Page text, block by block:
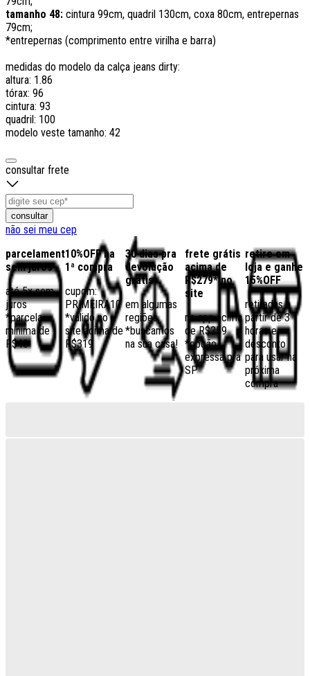
tamanho 48: cintura 99cm, quadril 130cm, coxa 80cm, entrepernas
79cm;
*entrepernas (comprimento entre virilha e barra)
medidas do modelo da calça jeans dirty:
altura: 1.86
tórax: 96
cintura: 93
quadril: 100
modelo veste tamanho: 42
consultar frete
consultar
não sei meu cep
parcelamento
sem juros
até 5x sem
juros
*parcela
mínima de
R$40
10%OFF na
1ª compra
cupom:
PRIMEIRA10
*válido no
site acima de
R$319
30 dias pra
devolução
grátis
em algumas
regiões,
*buscamos
na sua casa!
frete grátis
acima de
R$279* no
site
no app acima
de R$259
*opção
expressa pra
SP
retire em
loja e ganhe
15%OFF
retiradas a
partir de 3
horas e
desconto
para usar na
próxima
compra